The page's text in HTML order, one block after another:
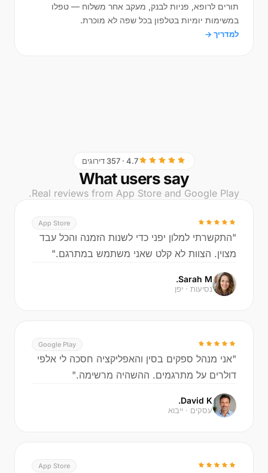
תורים לרופא, פניות לבנק, מעקב אחר משלוח — טפלו
במשימות יומיות בטלפון בכל שפה לא מוכרת.
למדריך →
4.7 · 357 דירוגים
What users say
Real reviews from App Store and Google Play.
App Store
"התקשרתי למלון יפני כדי לשנות הזמנה והכל עבד
מצוין. הצוות לא קלט שאני משתמש במתרגם."
Sarah M.
נסיעות · יפן
Google Play
"אני מנהל ספקים בסין והאפליקציה חסכה לי אלפי
דולרים על מתרגמים. ההשהיה מרשימה."
David K.
עסקים · ייבוא
App Store